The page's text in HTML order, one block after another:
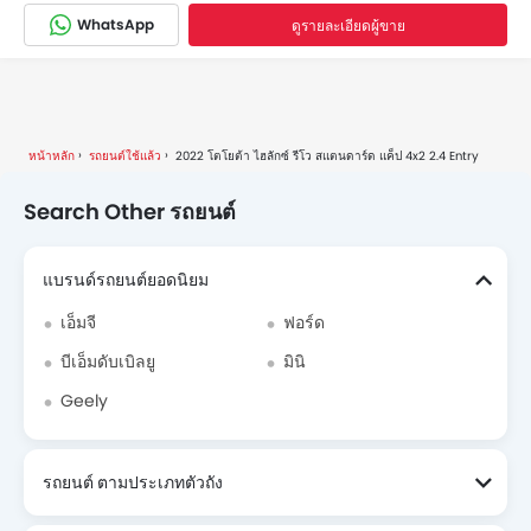
WhatsApp ดูรายละเอียดผู้ขาย
หน้าหลัก รถยนต์ใช้แล้ว 2022 โตโยต้า ไฮลักซ์ รีโว สแตนดาร์ด แค็ป 4x2 2.4 Entry
Search Other รถยนต์
แบรนด์รถยนต์ยอดนิยม
เอ็มจี
ฟอร์ด
บีเอ็มดับเบิลยู
มินิ
Geely
รถยนต์ ตามประเภทตัวถัง